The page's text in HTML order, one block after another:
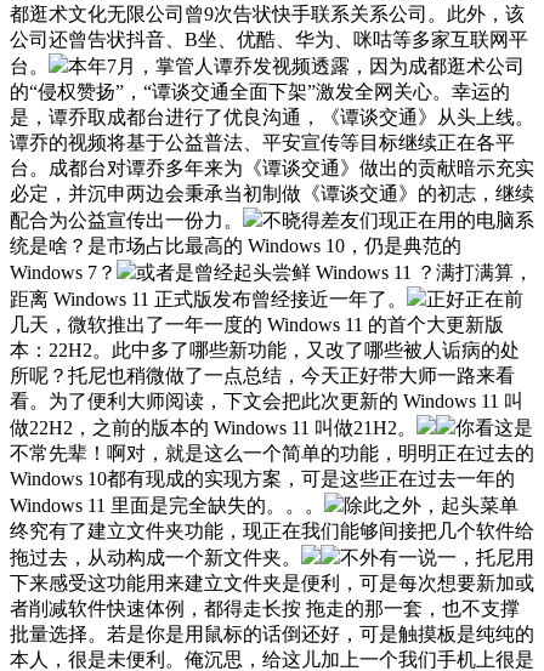
都逛术文化无限公司曾9次告状快手联系关系公司。此外，该
公司还曾告状抖音、B坐、优酷、华为、咪咕等多家互联网平
台。
本年7月，掌管人谭乔发视频透露，因为成都逛术公司
的“侵权赞扬”，“谭谈交通全面下架”激发全网关心。幸运的
是，谭乔取成都台进行了优良沟通，《谭谈交通》从头上线。
谭乔的视频将基于公益普法、平安宣传等目标继续正在各平
台。成都台对谭乔多年来为《谭谈交通》做出的贡献暗示充实
必定，并沉申两边会秉承当初制做《谭谈交通》的初志，继续
配合为公益宣传出一份力。
不晓得差友们现正在用的电脑系
统是啥？是市场占比最高的 Windows 10，仍是典范的
Windows 7？
或者是曾经起头尝鲜 Windows 11 ？满打满算，
距离 Windows 11 正式版发布曾经接近一年了。
正好正在前
几天，微软推出了一年一度的 Windows 11 的首个大更新版
本：22H2。此中多了哪些新功能，又改了哪些被人诟病的处
所呢？托尼也稍微做了一点总结，今天正好带大师一路来看
看。为了便利大师阅读，下文会把此次更新的 Windows 11 叫
做22H2，之前的版本的 Windows 11 叫做21H2。
你看这是
不常先辈！啊对，就是这么一个简单的功能，明明正在过去的
Windows 10都有现成的实现方案，可是这些正在过去一年的
Windows 11 里面是完全缺失的。。。
除此之外，起头菜单
终究有了建立文件夹功能，现正在我们能够间接把几个软件给
拖过去，从动构成一个新文件夹。
不外有一说一，托尼用
下来感受这功能用来建立文件夹是便利，可是每次想要新加或
者削减软件快速体例，都得走长按 拖走的那一套，也不支撑
批量选择。若是你是用鼠标的话倒还好，可是触摸板是纯纯的
本人，很是未便利。俺沉思，给这儿加上一个我们手机上很是